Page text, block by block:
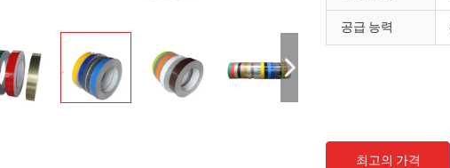
공급 능력
최고의 가격